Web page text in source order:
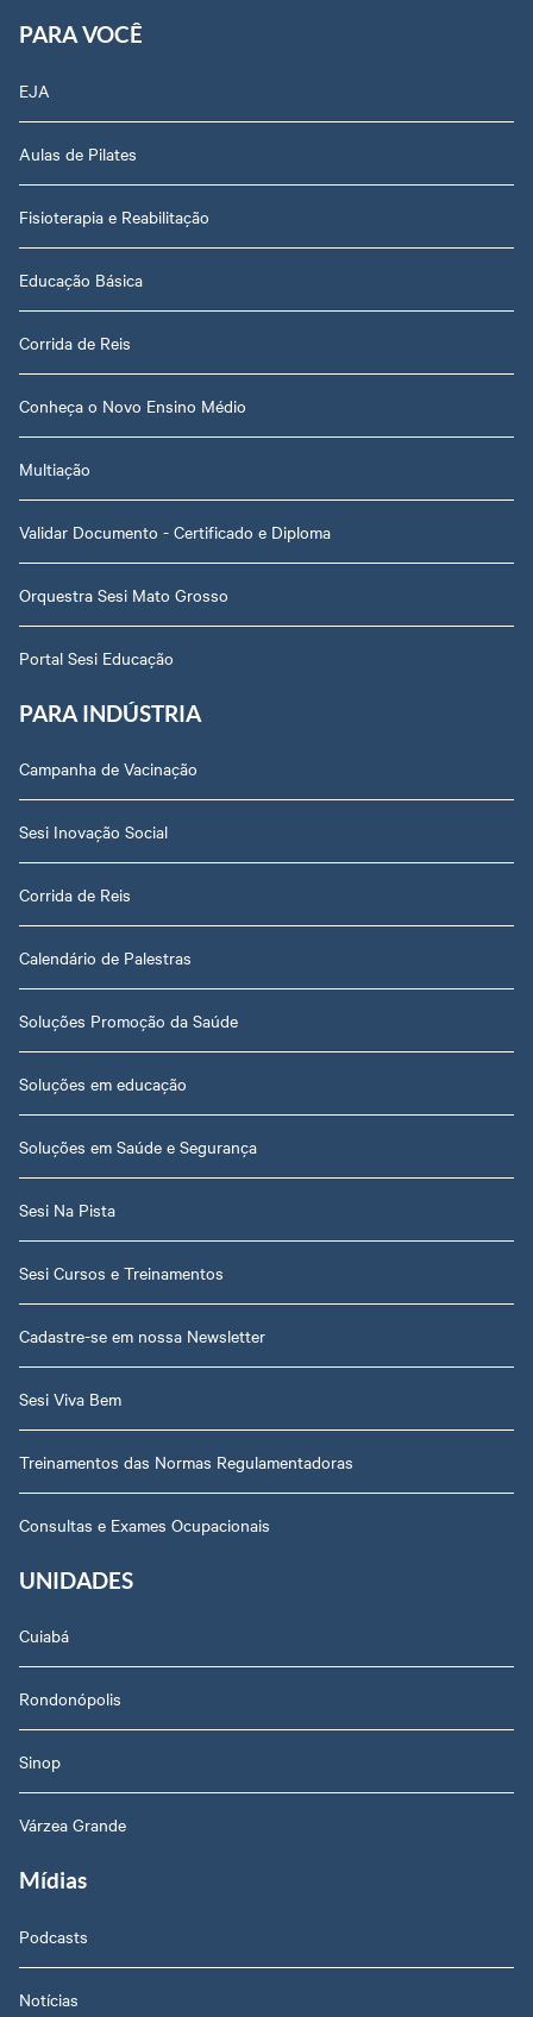
PARA VOCÊ
EJA
Aulas de Pilates
Fisioterapia e Reabilitação
Educação Básica
Corrida de Reis
Conheça o Novo Ensino Médio
Multiação
Validar Documento - Certificado e Diploma
Orquestra Sesi Mato Grosso
Portal Sesi Educação
PARA INDÚSTRIA
Campanha de Vacinação
Sesi Inovação Social
Corrida de Reis
Calendário de Palestras
Soluções Promoção da Saúde
Soluções em educação
Soluções em Saúde e Segurança
Sesi Na Pista
Sesi Cursos e Treinamentos
Cadastre-se em nossa Newsletter
Sesi Viva Bem
Treinamentos das Normas Regulamentadoras
Consultas e Exames Ocupacionais
UNIDADES
Cuiabá
Rondonópolis
Sinop
Várzea Grande
Mídias
Podcasts
Notícias